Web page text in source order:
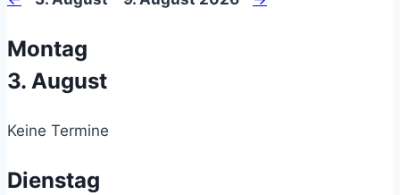
Montag
3. August
Keine Termine
Dienstag